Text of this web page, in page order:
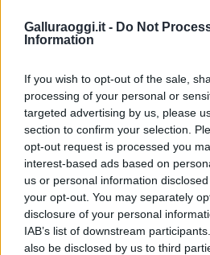
Galluraoggi.it - Do Not
Information
If you wish to opt-out of the sale,
processing of your personal or
targeted advertising by us, please
section to confirm your selection.
opt-out request is processed you
interest-based ads based on
us or personal information
your opt-out. You may separately
disclosure of your personal
IAB’s list of downstream
also be disclosed by us to third
Inviaci le tue
Su WhatsApp
345 356 7512
Ricevi le
daGoogle